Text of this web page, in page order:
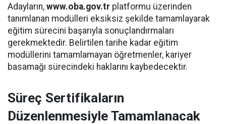
Adayların, www.oba.gov.tr platformu üzerinden
tanımlanan modülleri eksiksiz şekilde tamamlayarak
eğitim sürecini başarıyla sonuçlandırmaları
gerekmektedir. Belirtilen tarihe kadar eğitim
modüllerini tamamlamayan öğretmenler, kariyer
basamağı sürecindeki haklarını kaybedecektir.
Süreç Sertifikaların
Düzenlenmesiyle Tamamlanacak